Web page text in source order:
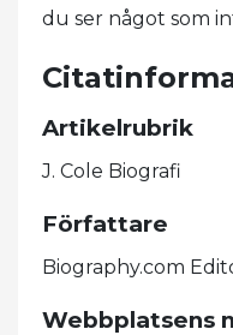
du ser något som
Artikelrubrik
J. Cole Biografi
Författare
Biography.com
Webbplatsens